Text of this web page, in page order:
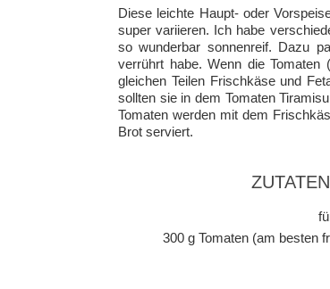
Diese leichte Haupt- oder
super variieren. Ich habe
so wunderbar sonnenreif. Dazu
verrührt habe. Wenn die
gleichen Teilen Frischkäse und
sollten sie in dem Tomaten
Tomaten werden mit dem
Brot serviert.
300 g Tomaten (am besten